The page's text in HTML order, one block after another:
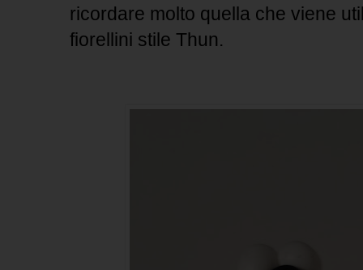
ricordare molto quella che viene
fiorellini stile Thun.